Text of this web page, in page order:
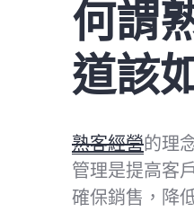
何謂
道該
熟客經營的理
管理是提高客
確保銷售，降